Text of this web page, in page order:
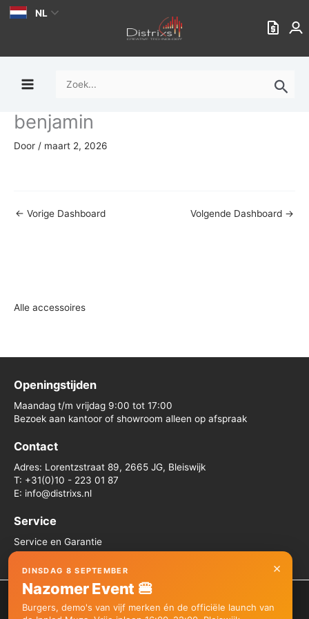
Ga
inhoud
NL
Zoek
Alle accessoires
benjamin
Door / maart 2, 2026
← Vorige Dashboard Volgende Dashboard →
Openingstijden
Maandag t/m vrijdag 9:00 tot 17:00
Bezoek aan kantoor of showroom alleen op afspraak
Contact
Adres: Lorentzstraat 89, 2665 JG, Bleiswijk
T: +31(0)10 - 223 01 87
E: info@distrixs.nl
Service
Service en Garantie
Algemene voorwaarden
We gebruiken cookies om je de beste ervaring op onze site te
bieden.
×
DINSDAG 8 SEPTEMBER
Nazomer Event 🍔
Burgers, demo's van vijf merken én de officiële launch van